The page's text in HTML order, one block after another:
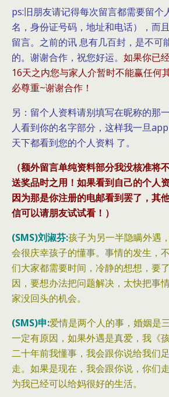
ps:旧朋友请记得每次留言都需要留个
名，身份证号码，地址和电话），而
留言。之前的讯 息有几百封，是不可
的。谢谢合作，祝您好运。 如果你已
16天之内您与家人介暂时不能赢任何
必尊重~谢谢合作！
另：留个人资料请别填写在昵称的那
人看到你的名字部分，这样我一旦
天下都看到您的个人资料 了。
（额外留言单纯资料部分我没核准将
送奖品时之用！如果看到自己的个人
因为那是你注册的电邮看到罢了，其
信可以请朋友试试看！）
(SMS)刘淑芬:孩子为另一半隐瞒外遇
会很庆幸孩子的懂事。事情的发生，
们大家都需要时间，冷静的想想，要
因，要想办法把问题解决，太快把事
家没回头的机会。‎
(SMS)申:爱情是两个人的事，婚姻是
一定有原因，如果外遇是真爱，我《
二十年前我懂事，我会跟你说给我们
走。如果是现在，我会跟你说，你们
为我已经可以给妈很好的生活。‎